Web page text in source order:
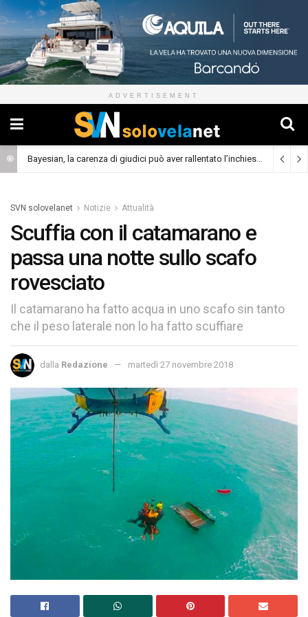
ADVERTISEMENT
Bayesian, la carenza di giudici può aver rallentato l’inchiesta (Cronaca)
SVN solovelanet Notizie Attualità
Scuffia con il catamarano e
passa una notte sullo scafo
rovesciato
Il catamarano ha fatto acqua in uno scafo sin tanto
che il peso laterale non lo ha fatto scuffiare
dalla Redazione martedì 27 novembre 2018